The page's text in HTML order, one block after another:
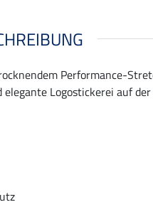
Performance-
Logostickerei auf der